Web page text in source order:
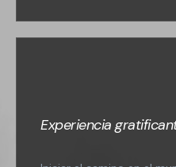
Experiencia